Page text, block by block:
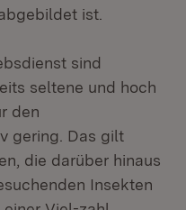
ist.
sind
seltene und hoch
den
gering. Das gilt
die darüber hinaus
Insekten